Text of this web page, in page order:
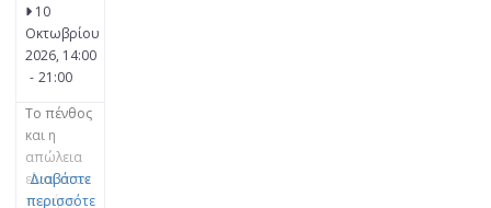
10
Οκτωβρίου
2026, 14:00
- 21:00
Το πένθος
και η
απώλεια
είναι στον
πυρήνα
Διαβάστε
περισσότε